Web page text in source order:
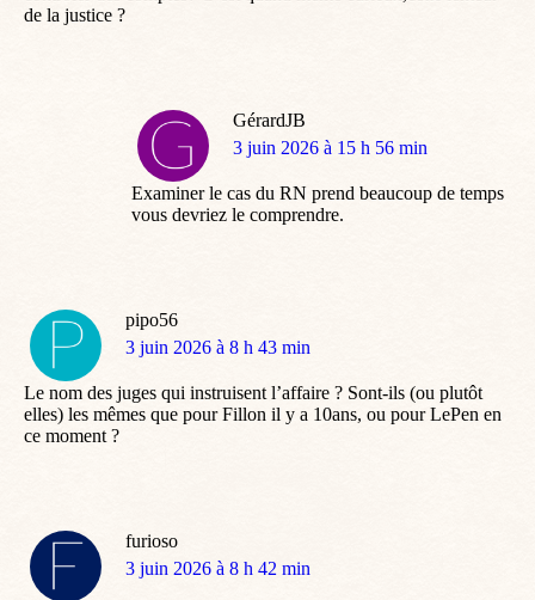
de la justice ?
GérardJB
dit
3 juin 2026 à 15 h 56 min
Examiner le cas du RN prend beaucoup de temps
vous devriez le comprendre.
pipo56
dit
3 juin 2026 à 8 h 43 min
Le nom des juges qui instruisent l’affaire ? Sont-ils (ou plutôt
elles) les mêmes que pour Fillon il y a 10ans, ou pour LePen en
ce moment ?
furioso
dit
3 juin 2026 à 8 h 42 min